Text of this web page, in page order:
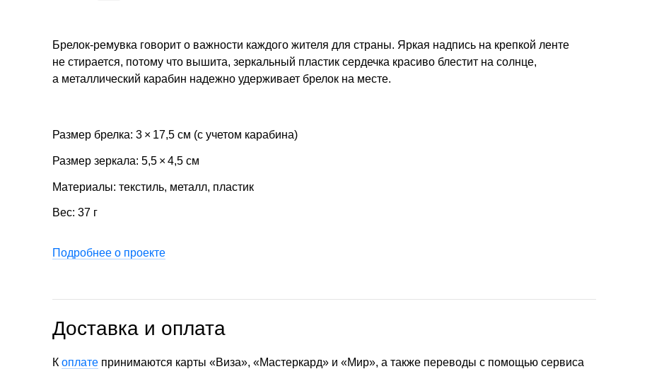
Брелок-ремувка говорит о важности каждого жителя для страны. Яркая надпись на крепкой ленте
не стирается, потому что вышита, зеркальный пластик сердечка красиво блестит на солнце,
а металлический карабин надежно удерживает брелок на месте.
Размер брелка: 3 × 17,5 см (с учетом карабина)
Размер зеркала: 5,5 × 4,5 см
Материалы: текстиль, металл, пластик
Вес: 37 г
Подробнее о проекте
Доставка и оплата
К оплате принимаются карты «Виза», «Мастеркард» и «Мир», а также переводы с помощью сервиса